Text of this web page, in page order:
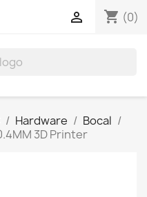
shopping_cart (0)

Hardware
Bocal
3D Printer